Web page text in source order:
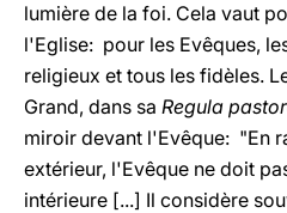
lumière de la foi. Cela vaut
l'Eglise: pour les Evêques,
religieux et tous les fidèles.
Grand, dans sa Regula
miroir devant l'Evêque: "En
extérieur, l'Evêque ne doit
intérieure [...] Il considère